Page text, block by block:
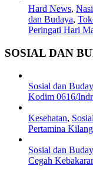
Hard News,
dan Budaya,
Peringati Hari
SOSIAL DAN
Sosial dan
Kodim 0616/
Kesehatan,
Pertamina
Sosial dan
Cegah